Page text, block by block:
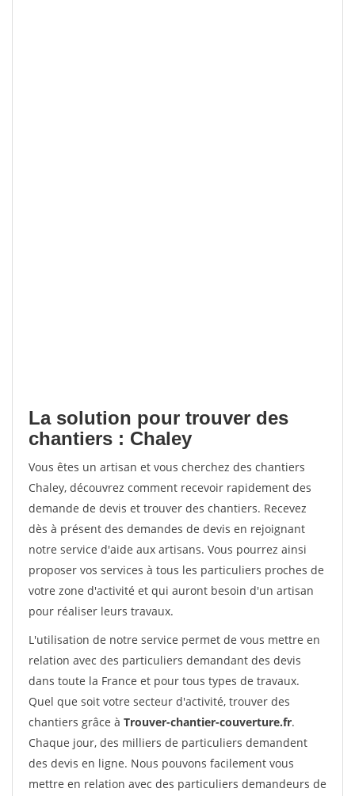
La solution pour trouver des
chantiers : Chaley
Vous êtes un artisan et vous cherchez des chantiers
Chaley, découvrez comment recevoir rapidement des
demande de devis et trouver des chantiers. Recevez
dès à présent des demandes de devis en rejoignant
notre service d'aide aux artisans. Vous pourrez ainsi
proposer vos services à tous les particuliers proches de
votre zone d'activité et qui auront besoin d'un artisan
pour réaliser leurs travaux.
L'utilisation de notre service permet de vous mettre en
relation avec des particuliers demandant des devis
dans toute la France et pour tous types de travaux.
Quel que soit votre secteur d'activité, trouver des
chantiers grâce à Trouver-chantier-couverture.fr.
Chaque jour, des milliers de particuliers demandent
des devis en ligne. Nous pouvons facilement vous
mettre en relation avec des particuliers demandeurs de